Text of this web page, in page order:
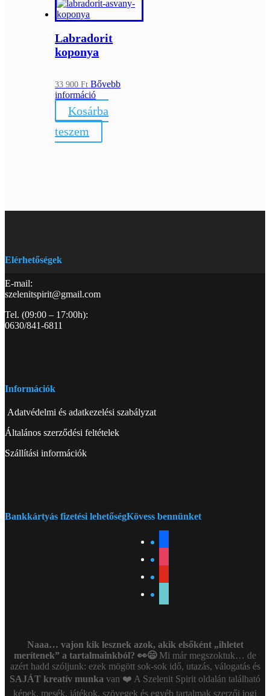
Labradorit
koponya
33 900Ft Bővebb
információ
Kosárba
teszem
Elérhetőségek
E-mail:
szelenitspirit@gmail.com
Tel. (09:00 – 17:00h):
0630/841-6811
Információk
Adatvédelmi és adatkezelési szabályzat
Általános szerződési feltételek
Szállítási információk
Bankkártyás fizetési lehetőségKövess bennünket
Naaa… vajon kik lesznek azok, akik elsőként „ihletet
merítenek” a tartalmainkból? 👀😄Mi már megszoktuk… de
azért hadd szóljunk: ezek mögött sok-sok idő, utazás, válogatás és
SAJÁT kreatív munka van ❤️ A Szelenit Spirit oldalán található
képek, mesék, játékok, szövegek és egyéb tartalmak szerzői jogi